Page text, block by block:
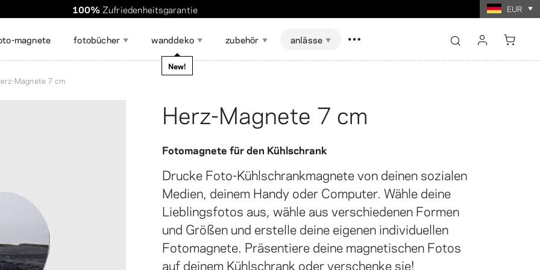
Weltweiter Versand. Versandrabatt ab 60 $
EUR
Foto-Speicherkartenspiel
magnete fotobücher wanddeko
New!
Großformatige Fotoabzüge Foto-Collagen drucken
zubehör
Geschenkgutscheine
anlässe
magazin
einloggen
Magnete 7 cm
Herz-Magnete 7 cm
Fotomagnete für den Kühlschrank
Drucke Foto-Kühlschrankmagnete von deinen sozialen
Medien, deinem Handy oder Computer. Wähle deine
Lieblingsfotos aus, wähle aus verschiedenen Formen
und Größen und erstelle deine eigenen individuellen
Fotomagnete. Präsentiere deine magnetischen Fotos
auf deinem Kühlschrank oder verschenke sie!